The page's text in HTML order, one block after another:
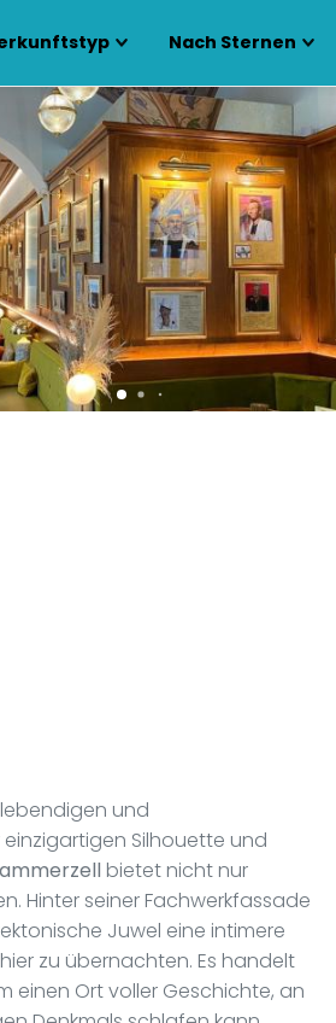
Nach Sternen
und
Silhouette und
bietet nicht nur
Hinter seiner Fachwerkfassade
Juwel eine intimere
zu übernachten. Es handelt
einen Ort voller Geschichte, an